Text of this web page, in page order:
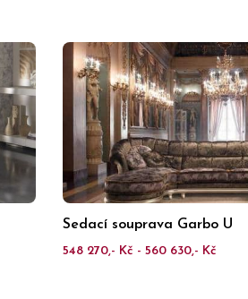
Sedací souprava Garbo U
548 270,- Kč - 560 630,- Kč